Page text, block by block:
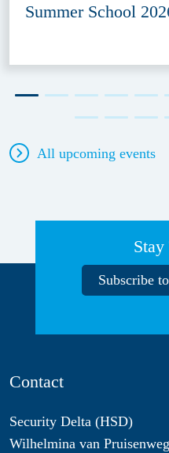
Summer School
All upcoming events
Stay
Subscribe
Contact
Security Delta (HSD)
Wilhelmina van